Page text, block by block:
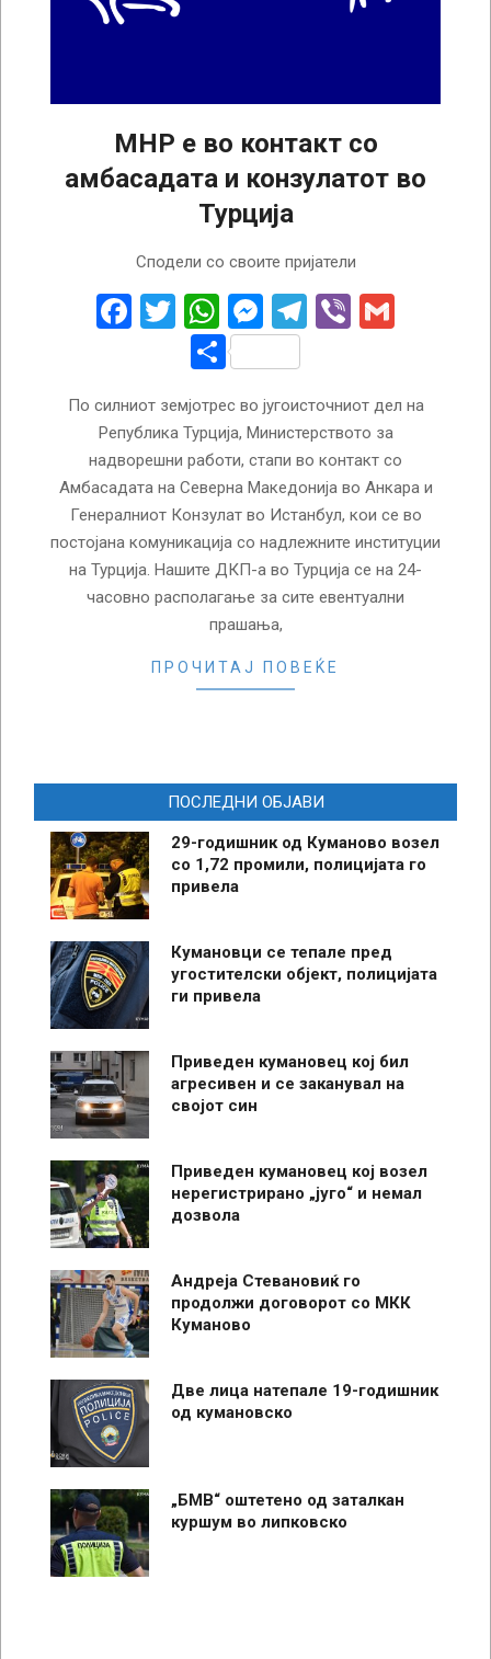
МНР е во контакт со
амбасадата и конзулатот во
Турција
Сподели со своите пријатели
Facebook
Twitter
WhatsApp
Messenger
Telegram
Viber
Share
По силниот земјотрес во југоисточниот дел на
Република Турција, Министерството за
надворешни работи, стапи во контакт со
Амбасадата на Северна Македонија во Анкара и
Генералниот Конзулат во Истанбул, кои се во
постојана комуникација со надлежните институции
на Турција. Нашите ДКП-а во Турција се на 24-
часовно располагање за сите евентуални
прашања,
ПРОЧИТАЈ ПОВЕЌЕ
ПОСЛЕДНИ ОБЈАВИ
29-годишник од Куманово возел
со 1,72 промили, полицијата го
привела
Кумановци се тепале пред
угостителски објект, полицијата
ги привела
Приведен кумановец кој бил
агресивен и се заканувал на
својот син
Приведен кумановец кој возел
нерегистрирано „југо“ и немал
дозвола
Андреја Стевановиќ го
продолжи договорот со МКК
Куманово
Две лица натепале 19-годишник
од кумановско
„БМВ“ оштетено од заталкан
куршум во липковско